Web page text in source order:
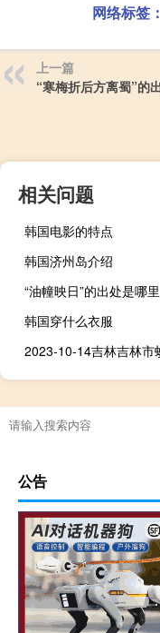
网络标签：
上一篇
“寒梅折后方离蜀”的
相关问题
韩国电影的特点
韩国济州岛介绍
“油幢映日”的出处是哪里
韩国穿什么衣服
公告